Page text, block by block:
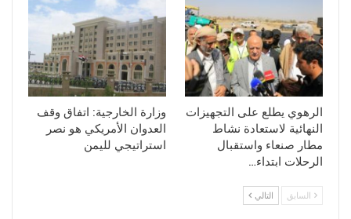
الرهوي يطلع على التجهيزات
النهائية لاستعادة نشاط
مطار صنعاء واستقبال
الرحلات ابتداء…
وزارة الخارجية: اتفاق وقف
العدوان الأمريكي هو نصر
استراتيجي لليمن
السابق التالي